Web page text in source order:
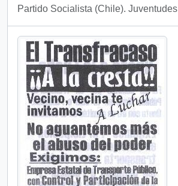
Partido Socialista (Chile). Juventudes